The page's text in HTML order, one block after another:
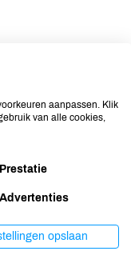
aanpassen. Klik
van alle cookies,
Prestatie
Advertenties
opslaan